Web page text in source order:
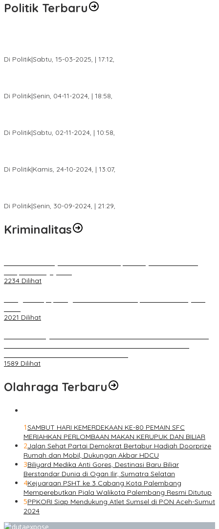
Politik Terbaru
Di Politik|Sabtu, 15-03-2025, | 17:12,
Di Politik|Senin, 04-11-2024, | 18:58,
Di Politik|Sabtu, 02-11-2024, | 10:58,
Di Politik|Kamis, 24-10-2024, | 13:07,
Di Politik|Senin, 30-09-2024, | 21:29,
Kriminalitas
2234 Dilihat
2021 Dilihat
1589 Dilihat
Olahraga Terbaru
1SAMBUT HARI KEMERDEKAAN KE-80 PEMAIN SFC
MERIAHKAN PERLOMBAAN MAKAN KERUPUK DAN BILIAR
2Jalan Sehat Partai Demokrat Bertabur Hadiah Doorprize
Rumah dan Mobil, Dukungan Akbar HDCU
3Biliyard Medika Anti Gores, Destinasi Baru Biliar
Berstandar Dunia di Ogan Ilir, Sumatra Selatan
4Kejuaraan PSHT ke 3 Cabang Kota Palembang
Memperebutkan Piala Walikota Palembang Resmi Ditutup
5PPKORI Siap Mendukung Atlet Sumsel di PON Aceh-Sumut
2024